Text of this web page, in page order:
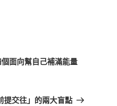
面向幫自己補滿能量
提交往」的兩大盲點